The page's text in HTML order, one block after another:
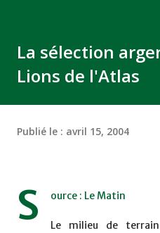
La sélection
Lions de l'Atlas
Publié le : avril 15, 2004
S ource : Le Matin
Le milieu de